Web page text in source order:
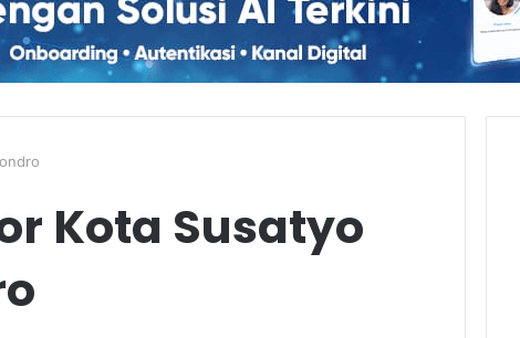
Kota Susatyo